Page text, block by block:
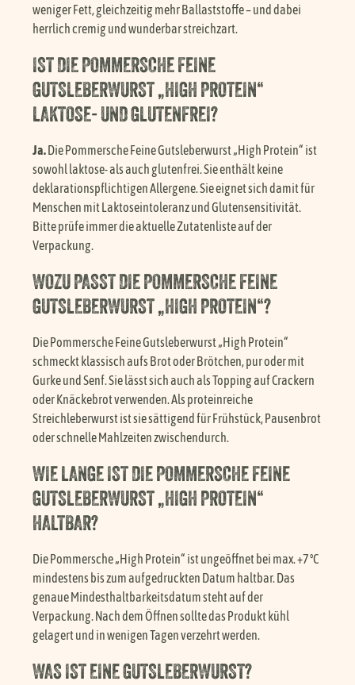
weniger Fett, gleichzeitig mehr Ballaststoffe – und dabei
herrlich cremig und wunderbar streichzart.
IST DIE POMMERSCHE FEINE
GUTSLEBERWURST „HIGH PROTEIN“
LAKTOSE- UND GLUTENFREI?
Ja. Die Pommersche Feine Gutsleberwurst „High Protein“ ist
sowohl laktose- als auch glutenfrei. Sie enthält keine
deklarationspflichtigen Allergene. Sie eignet sich damit für
Menschen mit Laktoseintoleranz und Glutensensitivität.
Bitte prüfe immer die aktuelle Zutatenliste auf der
Verpackung.
WOZU PASST DIE POMMERSCHE FEINE
GUTSLEBERWURST „HIGH PROTEIN“?
Die Pommersche Feine Gutsleberwurst „High Protein“
schmeckt klassisch aufs Brot oder Brötchen, pur oder mit
Gurke und Senf. Sie lässt sich auch als Topping auf Crackern
oder Knäckebrot verwenden. Als proteinreiche
Streichleberwurst ist sie sättigend für Frühstück, Pausenbrot
oder schnelle Mahlzeiten zwischendurch.
WIE LANGE IST DIE POMMERSCHE FEINE
GUTSLEBERWURST „HIGH PROTEIN“
HALTBAR?
Die Pommersche „High Protein“ ist ungeöffnet bei max. +7 °C
mindestens bis zum aufgedruckten Datum haltbar. Das
genaue Mindesthaltbarkeitsdatum steht auf der
Verpackung. Nach dem Öffnen sollte das Produkt kühl
gelagert und in wenigen Tagen verzehrt werden.
WAS IST EINE GUTSLEBERWURST?